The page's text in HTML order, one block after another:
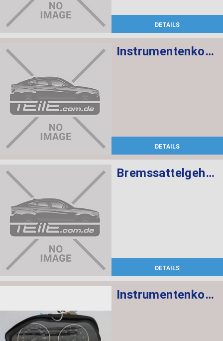
DETAILS
Instrumentenkombination KMH
DETAILS
Bremssattelgehäuse links
DETAILS
Instrumentenkombination KMH